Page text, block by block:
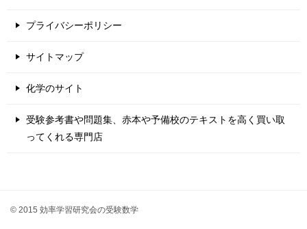
プライバシーポリシー
サイトマップ
化学のサイト
受験参考書や問題集、赤本や予備校のテキストを高く買い取
ってくれる専門店
© 2015 効率学習研究会の受験数学